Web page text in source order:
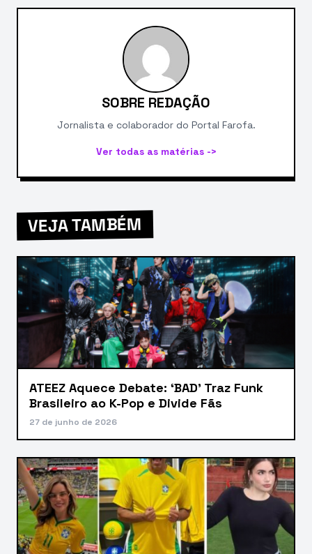
SOBRE REDAÇÃO
Jornalista e colaborador do Portal Farofa.
Ver todas as matérias ->
VEJA TAMBÉM
ATEEZ Aquece Debate: ‘BAD’ Traz Funk
Brasileiro ao K-Pop e Divide Fãs
27 de junho de 2026